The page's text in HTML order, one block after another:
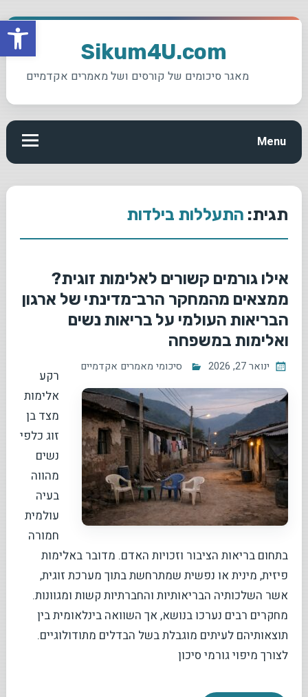
פתח
Skip
Sikum4U.com
מאגר סיכומים של קורסים ושל מאמרים אקדמיים
Menu
תגית: התעללות בילדות
אילו גורמים קשורים לאלימות זוגית?
ממצאים מהמחקר הרב־מדינתי של ארגון
הבריאות העולמי על בריאות נשים
ואלימות במשפחה
ינואר 27, 2026 סיכומי מאמרים אקדמיים
רקע
אלימות
מצד בן
זוג כלפי
נשים
מהווה
בעיה
עולמית
חמורה
בתחום בריאות הציבור וזכויות האדם. מדובר באלימות
פיזית, מינית או נפשית שמתרחשת בתוך מערכת זוגית,
אשר השלכותיה הבריאותיות והחברתיות קשות ומגוונות.
מחקרים רבים נערכו בנושא, אך השוואה בינלאומית בין
תוצאותיהם לעיתים מוגבלת בשל הבדלים מתודולוגיים.
לצורך מיפוי גורמי סיכון